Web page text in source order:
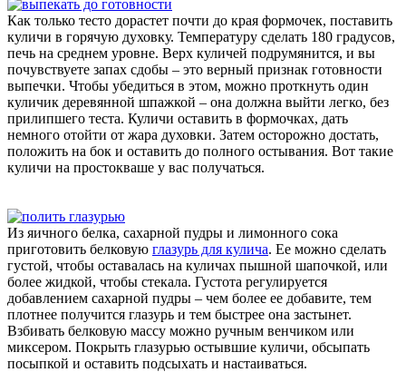
Как только тесто дорастет почти до края формочек, поставить
куличи в горячую духовку. Температуру сделать 180 градусов,
печь на среднем уровне. Верх куличей подрумянится, и вы
почувствуете запах сдобы – это верный признак готовности
выпечки. Чтобы убедиться в этом, можно проткнуть один
куличик деревянной шпажкой – она должна выйти легко, без
прилипшего теста. Куличи оставить в формочках, дать
немного отойти от жара духовки. Затем осторожно достать,
положить на бок и оставить до полного остывания. Вот такие
куличи на простокваше у вас получаться.
Из яичного белка, сахарной пудры и лимонного сока
приготовить белковую глазурь для кулича. Ее можно сделать
густой, чтобы оставалась на куличах пышной шапочкой, или
более жидкой, чтобы стекала. Густота регулируется
добавлением сахарной пудры – чем более ее добавите, тем
плотнее получится глазурь и тем быстрее она застынет.
Взбивать белковую массу можно ручным венчиком или
миксером. Покрыть глазурью остывшие куличи, обсыпать
посыпкой и оставить подсыхать и настаиваться.